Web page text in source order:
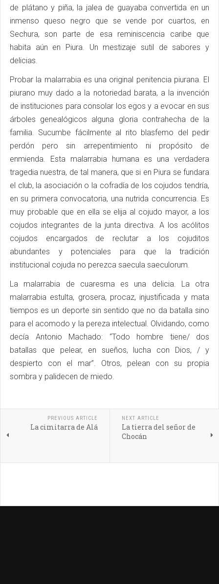
de plátano y piña, la jalea de guayaba convertida en un
inmenso queso negro que se vende por cuartos, en
Sechura, son parte de esa reminiscencia caribe que
habita aún en Piura. Un mestizaje sutil de sabores y
delicias.
Probar la malarrabia es una original penitencia piurana. El
piurano muy dado a la notoriedad barata, a la invención
de instituciones para consolar los egos y a evocar en sus
árboles genealógicos alguna gloria contrahecha de la
familia. Sucumbe fácilmente al rito blasfemo del pedir
perdón pero sin arrepentimiento ni propósito de
enmienda. Esta malarrabia humana es una verdadera
tragedia nuestra, de tal manera, que si en Piura se fundara
el club, la asociación o la cofradía de los cojudos tendría,
en su primera convocatoria, una nutrida concurrencia. Es
muy probable que en ella se elija al cojudo mayor, a los
cojudos integrantes de la junta directiva. A los acólitos
cojudos encargados de reclutar a los cojuditos
abundantes y potenciales para que la tradición
institucional cojuda no perezca saecula saeculorum.
La malarrabia de cuaresma es una delicia. La otra
malarrabia estulta, grosera, procaz, injustificada y mata
tiempos es un deporte sin sentido que no da batalla sino
para el acomodo y la pereza intelectual. Olvidando, como
decía Antonio Machado: “Todo hombre tiene/ dos
batallas que pelear, en sueños, lucha con Dios, / y
despierto con el mar”. Otros, pelean con su propia
sombra y palidecen de miedo.
PREVIOUS ARTICLE
La cimitarra de Alá
NEXT ARTICLE
La tierra del señor de
Chocán